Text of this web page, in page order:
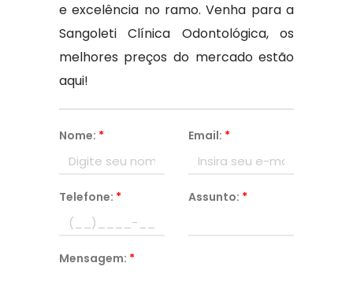
e excelência no ramo. Venha para a
Sangoleti Clínica Odontológica, os
melhores preços do mercado estão
aqui!
Nome: * Email: *
Telefone: * Assunto: *
Mensagem: *